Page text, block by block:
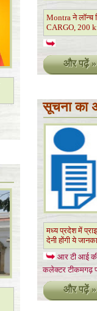
Montra ने लॉन्च
CARGO, 200
और पढ़ें »
सूचना का
मध्य प्रदेश में
देनी होंगी ये
आर टी आई
कलेक्टर टीकमगढ़
और पढ़ें »